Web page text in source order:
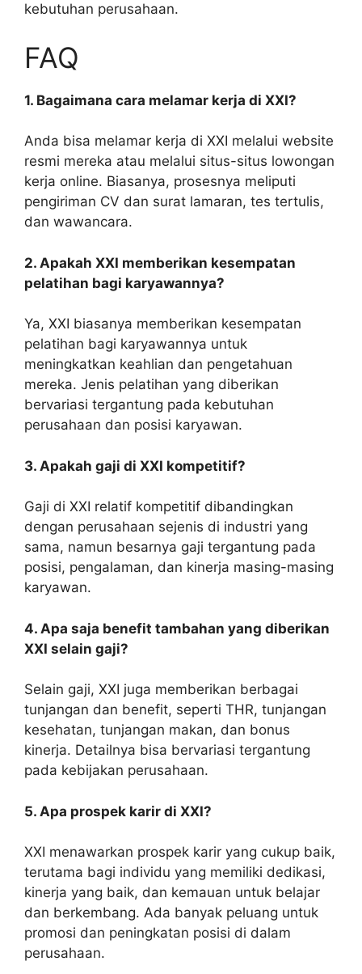
kebutuhan perusahaan.
FAQ
1. Bagaimana cara melamar kerja di XXI?
Anda bisa melamar kerja di XXI melalui website
resmi mereka atau melalui situs-situs lowongan
kerja online. Biasanya, prosesnya meliputi
pengiriman CV dan surat lamaran, tes tertulis,
dan wawancara.
2. Apakah XXI memberikan kesempatan
pelatihan bagi karyawannya?
Ya, XXI biasanya memberikan kesempatan
pelatihan bagi karyawannya untuk
meningkatkan keahlian dan pengetahuan
mereka. Jenis pelatihan yang diberikan
bervariasi tergantung pada kebutuhan
perusahaan dan posisi karyawan.
3. Apakah gaji di XXI kompetitif?
Gaji di XXI relatif kompetitif dibandingkan
dengan perusahaan sejenis di industri yang
sama, namun besarnya gaji tergantung pada
posisi, pengalaman, dan kinerja masing-masing
karyawan.
4. Apa saja benefit tambahan yang diberikan
XXI selain gaji?
Selain gaji, XXI juga memberikan berbagai
tunjangan dan benefit, seperti THR, tunjangan
kesehatan, tunjangan makan, dan bonus
kinerja. Detailnya bisa bervariasi tergantung
pada kebijakan perusahaan.
5. Apa prospek karir di XXI?
XXI menawarkan prospek karir yang cukup baik,
terutama bagi individu yang memiliki dedikasi,
kinerja yang baik, dan kemauan untuk belajar
dan berkembang. Ada banyak peluang untuk
promosi dan peningkatan posisi di dalam
perusahaan.